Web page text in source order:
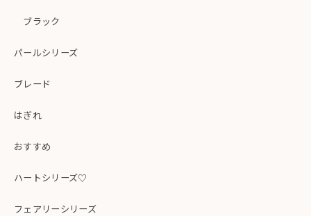
ブラック
パールシリーズ
ブレード
はぎれ
おすすめ
ハートシリーズ♡
フェアリーシリーズ